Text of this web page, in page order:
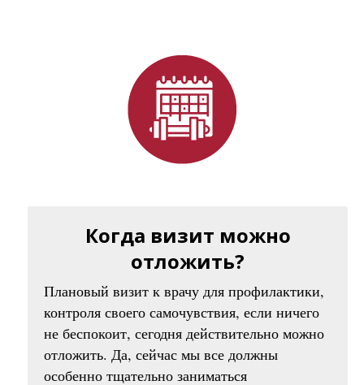
Когда визит можно
отложить?
Плановый визит к врачу для профилактики,
контроля своего самочувствия, если ничего
не беспокоит, сегодня действительно можно
отложить. Да, сейчас мы все должны
особенно тщательно заниматься